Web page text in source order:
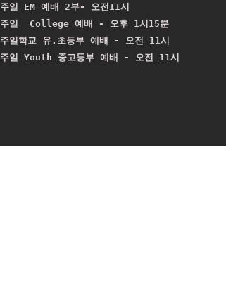
주일 EM 예배 2부- 오전11시
주일  College 예배 - 오후 1시15분
주일학교 유.초등부 예배 - 오전 11시
주일 Youth 중고등부 예배 - 오전 11시